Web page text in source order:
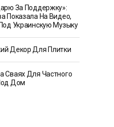
За Поддержку»:
Показала На Видео,
Украинскую Музыку
Декор Для Плитки
Сваях Для Частного
Дом